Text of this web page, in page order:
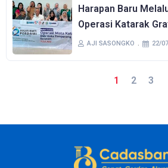
Harapan Baru
Operasi Katarak
AJI SASONGKO 22/
1 2 3